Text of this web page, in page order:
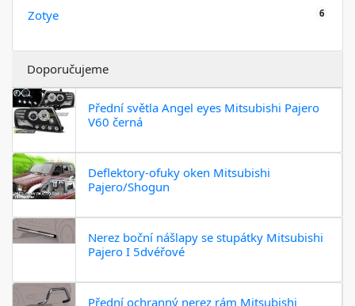
Zotye 6
Doporučujeme
Přední světla Angel eyes Mitsubishi Pajero
V60 černá
Deflektory-ofuky oken Mitsubishi
Pajero/Shogun
Nerez boční nášlapy se stupátky Mitsubishi
Pajero I 5dvéřové
Přední ochranný nerez rám Mitsubishi